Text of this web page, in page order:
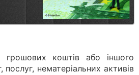
грошових коштів або іншого
послуг, нематеріальних активів